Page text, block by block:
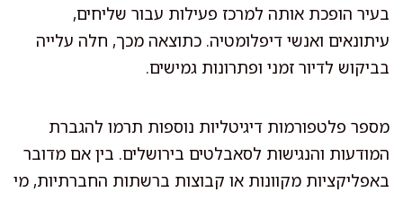
בעיר הופכת אותה למרכז פעילות עבור שליחים,
עיתונאים ואנשי דיפלומטיה. כתוצאה מכך, חלה עלייה
בביקוש לדיור זמני ופתרונות גמישים.
מספר פלטפורמות דיגיטליות נוספות תרמו להגברת
המודעות והנגישות לסאבלטים בירושלים. בין אם מדובר
באפליקציות מקוונות או קבוצות ברשתות החברתיות, מי